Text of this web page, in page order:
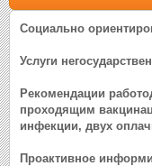
Социально
Услуги
Рекомендации
проходящим
инфекции, двух
Проактивное